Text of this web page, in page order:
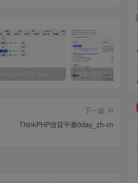
下一篇
ThinkPHP借貸平臺0day_zh-cn